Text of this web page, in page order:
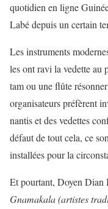
quotidien en ligne
Labé depuis un certain
Les instruments
les ont ravi la vedette au
tam ou une flûte
organisateurs préfèrent
nantis et des vedettes
défaut de tout cela, ce
installées pour la
Et pourtant, Doyen Dian
Gnamakala (artistes